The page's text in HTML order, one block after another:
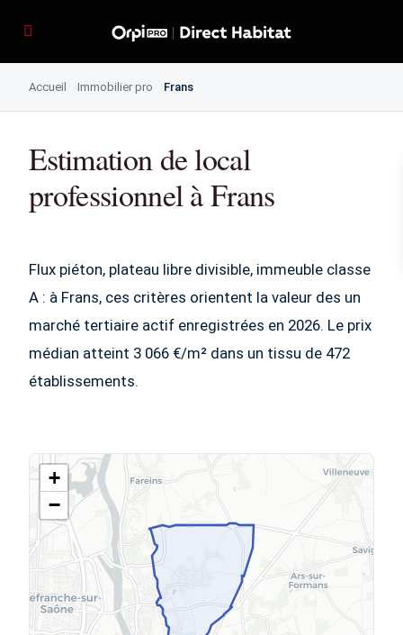
Accueil Immobilier pro Frans
Estimation de local
professionnel à Frans
Flux piéton, plateau libre divisible, immeuble classe
A : à Frans, ces critères orientent la valeur des un
marché tertiaire actif enregistrées en 2026. Le prix
médian atteint 3 066 €/m² dans un tissu de 472
établissements.
+
−